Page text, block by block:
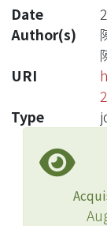
Date
Author(s)
URI
Type